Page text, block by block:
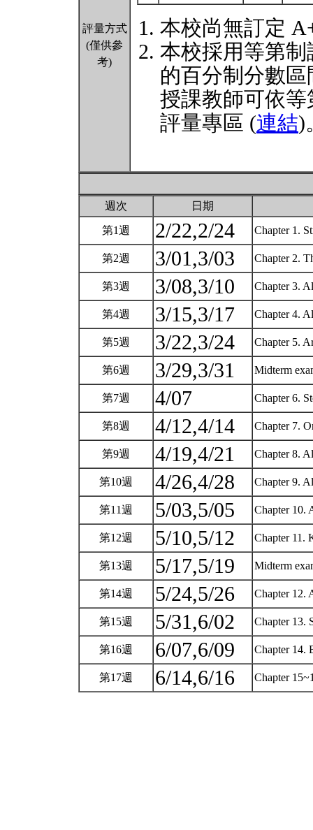
評量方式
(僅供參
考)
本校尚無訂定
本校採用等第
的百分制分數
授課教師可依
評量專區 (連結)
週次 日期
第1週 2/22,2/24 Chapter 1.
第2週 3/01,3/03 Chapter 2.
第3週 3/08,3/10 Chapter 3.
第4週 3/15,3/17 Chapter 4.
第5週 3/22,3/24 Chapter 5.
第6週 3/29,3/31 Midterm
第7週 4/07 Chapter 6.
第8週 4/12,4/14 Chapter 7.
第9週 4/19,4/21 Chapter 8.
第10週 4/26,4/28 Chapter 9.
第11週 5/03,5/05 Chapter 10.
第12週 5/10,5/12 Chapter 11.
第13週 5/17,5/19 Midterm
第14週 5/24,5/26 Chapter 12.
第15週 5/31,6/02 Chapter 13.
第16週 6/07,6/09 Chapter 14.
第17週 6/14,6/16 Chapter